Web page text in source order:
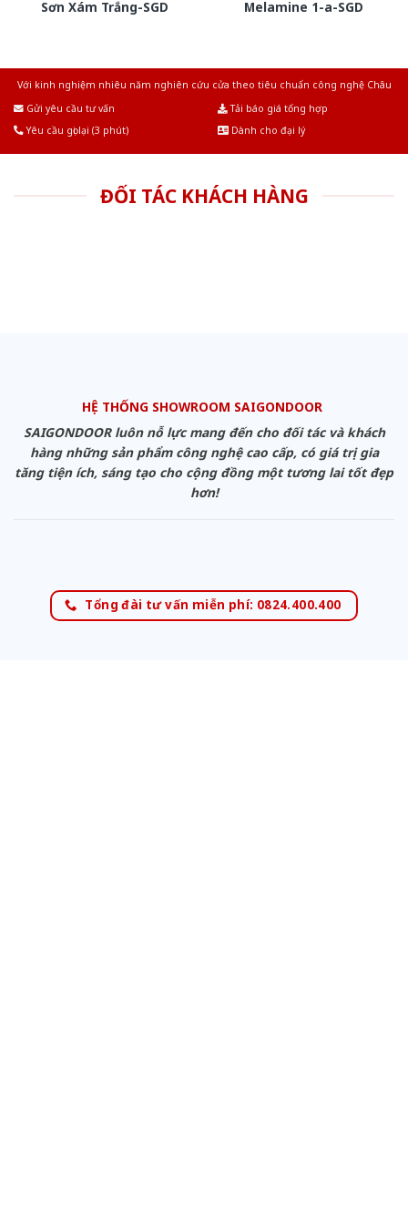
Sơn Xám Trắng-SGD Melamine 1-a-SGD
Với kinh nghiệm nhiêu năm nghiên cứu cửa theo tiêu chuẩn công nghệ Châu
Gửi yêu cầu tư vấn
Tải báo giá tổng hợp
Yêu cầu gọi lại (3 phút)
Dành cho đại lý
ĐỐI TÁC KHÁCH HÀNG
HỆ THỐNG SHOWROOM SAIGONDOOR
SAIGONDOOR luôn nỗ lực mang đến cho đối tác và khách
hàng những sản phẩm công nghệ cao cấp, có giá trị gia
tăng tiện ích, sáng tạo cho cộng đồng một tương lai tốt đẹp
hơn!
Tổng đài tư vấn miễn phí: 0824.400.400